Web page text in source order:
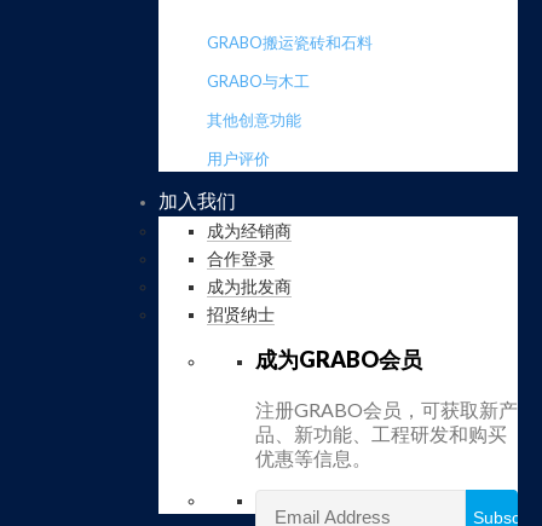
GRABO搬运瓷砖和石料
GRABO与木工
其他创意功能
用户评价
加入我们
成为经销商
合作登录
成为批发商
招贤纳士
成为GRABO会员
注册GRABO会员，可获取新产
品、新功能、工程研发和购买
优惠等信息。